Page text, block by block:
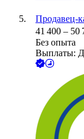
Продавец-
41 400 – 50
Без опыта
Выплаты: